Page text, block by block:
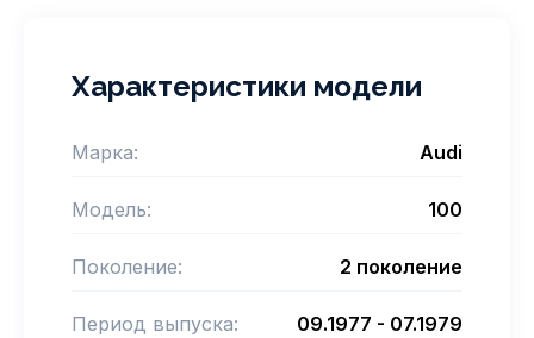
Характеристики модели
Марка: Audi
Модель: 100
Поколение: 2 поколение
Период выпуска: 09.1977 - 07.1979